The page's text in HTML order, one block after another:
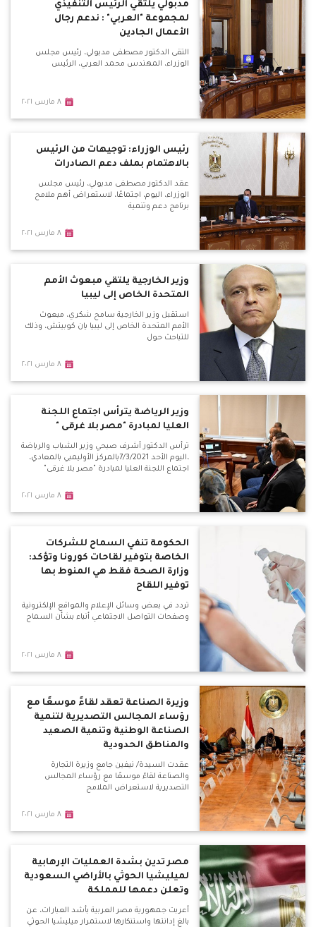
مدبولي يلتقي الرئيس التنفيذي
لمجموعة "العربي" : ندعم رجال
الأعمال الجادين
التقى الدكتور مصطفى مدبولي، رئيس مجلس
الوزراء، المهندس محمد العربي، الرئيس
٨ مارس ٢٠٢١
رئيس الوزراء: توجيهات من الرئيس
بالاهتمام بملف دعم الصادرات
عقد الدكتور مصطفى مدبولي، رئيس مجلس
الوزراء، اليوم، اجتماعًا، لاستعراض أهم ملامح
برنامج دعم وتنمية
٨ مارس ٢٠٢١
وزير الخارجية يلتقي مبعوث الأمم
المتحدة الخاص إلى ليبيا
استقبل وزير الخارجية سامح شكري، مبعوث
الأمم المتحدة الخاص إلى ليبيا يان كوبيتش، وذلك
للتباحث حول
٨ مارس ٢٠٢١
وزير الرياضة يترأس اجتماع اللجنة
العليا لمبادرة "مصر بلا غرقى "
ترأس الدكتور أشرف صبحي وزير الشباب والرياضة
،اليوم الأحد 7/3/2021بالمركز الأوليمبي بالمعادي،
اجتماع اللجنة العليا لمبادرة "مصر بلا غرقى"
٨ مارس ٢٠٢١
الحكومة تنفي السماح للشركات
الخاصة بتوفير لقاحات كورونا وتؤكد:
وزارة الصحة فقط هي المنوط بها
توفير اللقاح
تردد في بعض وسائل الإعلام والمواقع الإلكترونية
وصفحات التواصل الاجتماعي أنباء بشأن السماح
٨ مارس ٢٠٢١
وزيرة الصناعة تعقد لقاءً موسعًا مع
رؤساء المجالس التصديرية لتنمية
الصناعة الوطنية وتنمية الصعيد
والمناطق الحدودية
عقدت السيدة/ نيفين جامع وزيرة التجارة
والصناعة لقاءً موسعًا مع رؤساء المجالس
التصديرية لاستعراض الملامح
٨ مارس ٢٠٢١
مصر تدين بشدة العمليات الإرهابية
لميليشيا الحوثي بالأراضي السعودية
وتعلن دعمها للمملكة
أعربت جمهورية مصر العربية بأشد العبارات، عن
بالغ إدانتها واستنكارها لاستمرار ميليشيا الحوثي